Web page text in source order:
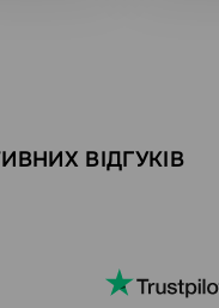
ВІДГУКІВ